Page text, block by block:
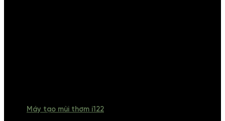
Máy tạo mùi thơm i122